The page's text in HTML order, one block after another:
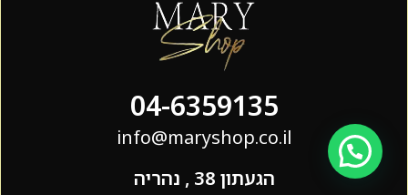
04-6359135
info@maryshop.co.il
הגעתון 38 , נהריה